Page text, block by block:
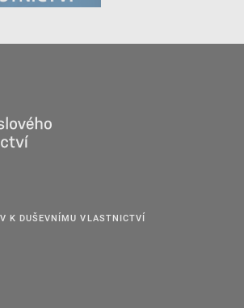
K DUŠEVNÍMU VLASTNICTVÍ